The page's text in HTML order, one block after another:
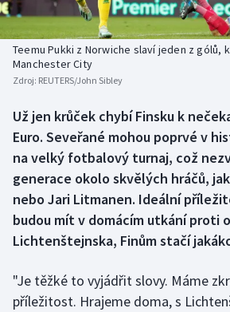
Biatlon
Boby a skeleton
Curling
Dostihy
Florbal
Golf
Aplikace ČT sport
AZ kvíz
Teemu Pukki z Norwiche slaví jeden z gólů,
Manchester City
Zdroj: REUTERS/John Sibley
Už jen krůček chybí Finsku k
Euro. Seveřané mohou poprvé v
na velký fotbalový turnaj, což
generace okolo skvělých hráčů,
nebo Jari Litmanen. Ideální
budou mít v domácím utkání proti
Lichtenštejnska, Finům stačí
"Je těžké to vyjádřit slovy. Máme
příležitost. Hrajeme doma, s